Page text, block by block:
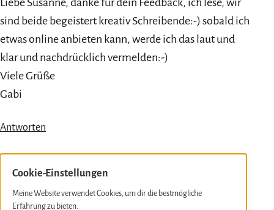
Liebe Susanne, danke für dein Feedback, ich lese, wir
sind beide begeistert kreativ Schreibende:-) sobald ich
etwas online anbieten kann, werde ich das laut und
klar und nachdrücklich vermelden:-)
Viele Grüße
Gabi
Antworten
Pingback:Monatsrückblick August 2023
Cookie-Einstellungen
Meine Website verwendet Cookies, um dir die bestmögliche
Erfahrung zu bieten.